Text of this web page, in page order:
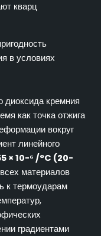
кварц
в условиях
диоксида кремния
как точка отжига
вокруг
линейного
× 10-⁶ /°C (20-
материалов
к термоударам
градиентами